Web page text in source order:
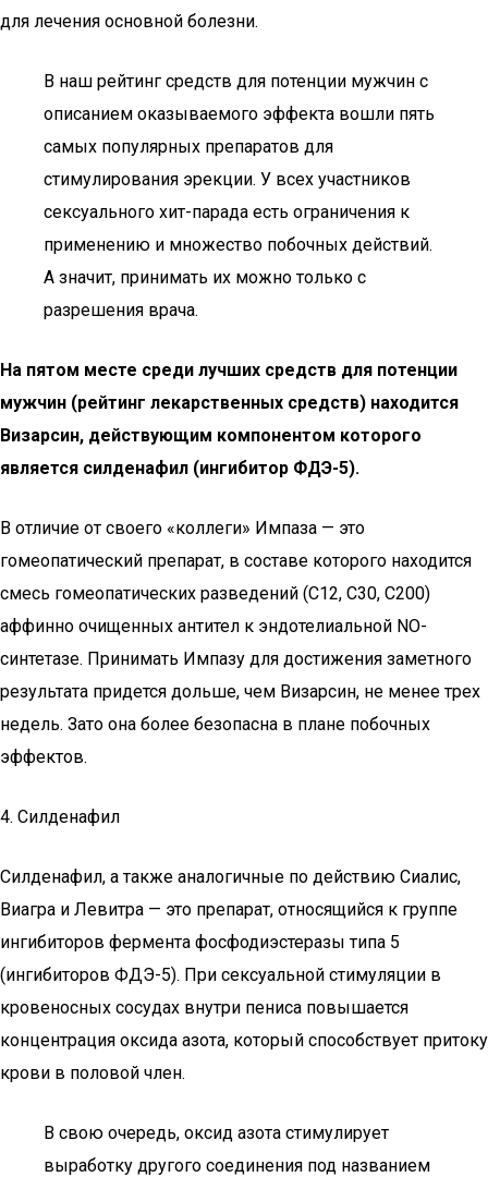
для лечения основной болезни.
В наш рейтинг средств для потенции мужчин с
описанием оказываемого эффекта вошли пять
самых популярных препаратов для
стимулирования эрекции. У всех участников
сексуального хит-парада есть ограничения к
применению и множество побочных действий.
А значит, принимать их можно только с
разрешения врача.
На пятом месте среди лучших средств для потенции
мужчин (рейтинг лекарственных средств) находится
Визарсин, действующим компонентом которого
является силденафил (ингибитор ФДЭ-5).
В отличие от своего «коллеги» Импаза — это
гомеопатический препарат, в составе которого находится
смесь гомеопатических разведений (C12, C30, C200)
аффинно очищенных антител к эндотелиальной NO-
синтетазе. Принимать Импазу для достижения заметного
результата придется дольше, чем Визарсин, не менее трех
недель. Зато она более безопасна в плане побочных
эффектов.
4. Силденафил
Силденафил, а также аналогичные по действию Сиалис,
Виагра и Левитра — это препарат, относящийся к группе
ингибиторов фермента фосфодиэстеразы типа 5
(ингибиторов ФДЭ-5). При сексуальной стимуляции в
кровеносных сосудах внутри пениса повышается
концентрация оксида азота, который способствует притоку
крови в половой член.
В свою очередь, оксид азота стимулирует
выработку другого соединения под названием